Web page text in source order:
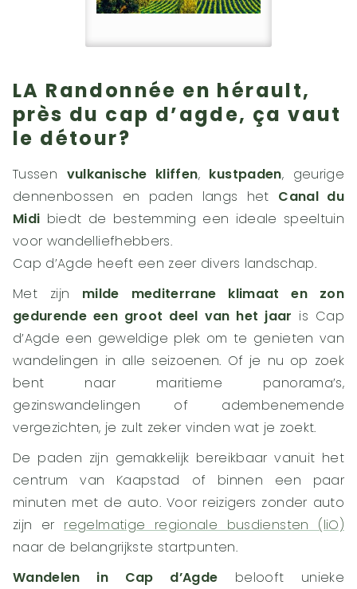
LA Randonnée en hérault,
près du cap d’agde, ça vaut
le détour?
Tussen vulkanische kliffen, kustpaden, geurige
dennenbossen en paden langs het Canal du
Midi biedt de bestemming een ideale speeltuin
voor wandelliefhebbers.
Cap d’Agde heeft een zeer divers landschap.
Met zijn milde mediterrane klimaat en zon
gedurende een groot deel van het jaar is Cap
d’Agde een geweldige plek om te genieten van
wandelingen in alle seizoenen. Of je nu op zoek
bent naar maritieme panorama’s,
gezinswandelingen of adembenemende
vergezichten, je zult zeker vinden wat je zoekt.
De paden zijn gemakkelijk bereikbaar vanuit het
centrum van Kaapstad of binnen een paar
minuten met de auto. Voor reizigers zonder auto
zijn er regelmatige regionale busdiensten (liO)
naar de belangrijkste startpunten.
Wandelen in Cap d’Agde belooft unieke